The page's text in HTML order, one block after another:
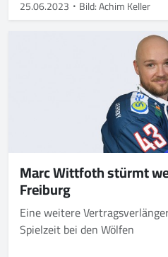
25.06.2023 Bild: Achim Keller
Marc Wittfoth stürmt
Freiburg
Eine weitere
Spielzeit bei den Wölfen